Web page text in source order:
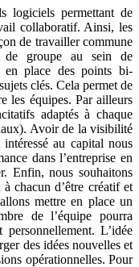
logiciels permettant de
collaboratif. Ainsi, les
de travailler commune
de groupe au sein de
en place des points bi-
clés. Cela permet de
les équipes. Par ailleurs
adaptés à chaque
Avoir de la visibilité
au capital nous
dans l’entreprise en
Enfin, nous souhaitons
chacun d’être créatif et
mettre en place un
de l’équipe pourra
L’idée
des idées nouvelles et
opérationnelles. Pour